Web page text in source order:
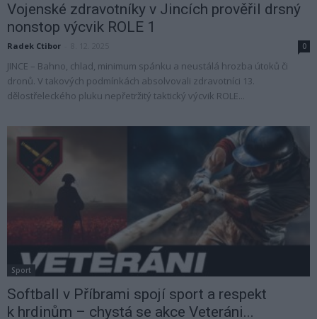
Vojenské zdravotníky v Jincích prověřil drsný
nonstop výcvik ROLE 1
Radek Ctibor 0
JINCE – Bahno, chlad, minimum spánku a neustálá hrozba útoků či
dronů. V takových podmínkách absolvovali zdravotníci 13.
dělostřeleckého pluku nepřetržitý taktický výcvik ROLE...
Sport
Softball v Příbrami spojí sport a respekt
k hrdinům – chystá se akce Veteráni...